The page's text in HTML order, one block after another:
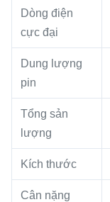
Dòng điện
cực đại
Dung lượng
pin
Tổng sản
lượng
Kích thước
Cân nặng